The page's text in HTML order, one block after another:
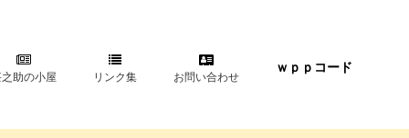
助の小屋 リンク集 お問い合わせ
ｗｐｐコード